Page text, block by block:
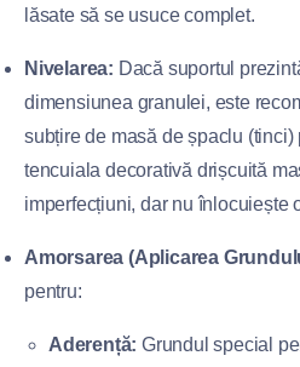
lăsate să se usuce complet.
Nivelarea: Dacă suportul
dimensiunea granulei, este
subțire de masă de șpaclu
tencuiala decorativă drișcuită
imperfecțiuni, dar nu înlocuiește
Amorsarea (Aplicarea
pentru:
Aderență: Grundul special